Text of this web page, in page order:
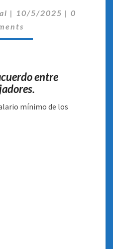
SALARIO
MÍNIMO
ES?
| 10/5/2025 | 0
entre